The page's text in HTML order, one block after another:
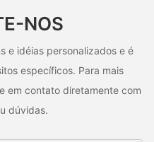
NOS
e idéias personalizados e é
específicos. Para mais
em contato diretamente com
dúvidas.